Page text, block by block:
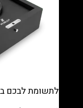
לתשומת לבכם